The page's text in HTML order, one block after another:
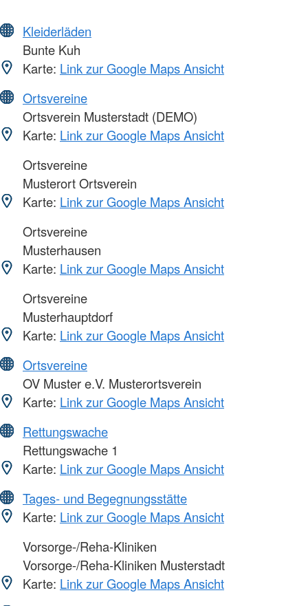
Kleiderläden
Bunte Kuh
Karte: Link zur Google Maps Ansicht
Ortsvereine
Ortsverein Musterstadt (DEMO)
Karte: Link zur Google Maps Ansicht
Ortsvereine
Musterort Ortsverein
Karte: Link zur Google Maps Ansicht
Ortsvereine
Musterhausen
Karte: Link zur Google Maps Ansicht
Ortsvereine
Musterhauptdorf
Karte: Link zur Google Maps Ansicht
Ortsvereine
OV Muster e.V. Musterortsverein
Karte: Link zur Google Maps Ansicht
Rettungswache
Rettungswache 1
Karte: Link zur Google Maps Ansicht
Tages- und Begegnungsstätte
Karte: Link zur Google Maps Ansicht
Vorsorge-/Reha-Kliniken
Vorsorge-/Reha-Kliniken Musterstadt
Karte: Link zur Google Maps Ansicht